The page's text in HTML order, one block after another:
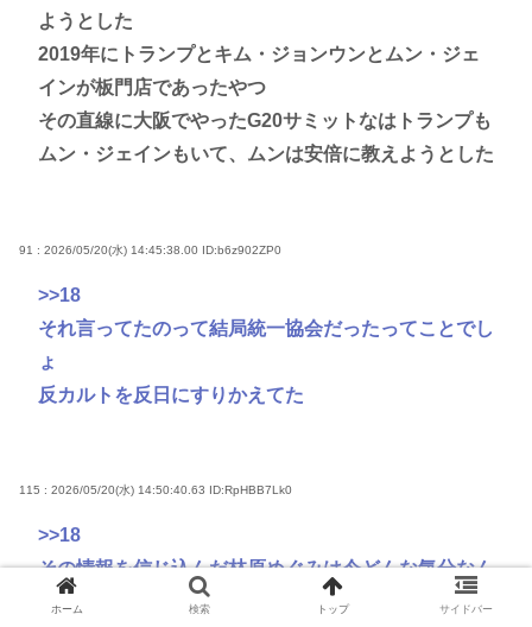
ようとした
2019年にトランプとキム・ジョンウンとムン・ジェ
インが板門店であったやつ
その直線に大阪でやったG20サミットなはトランプも
ムン・ジェインもいて、ムンは安倍に教えようとした
91 : 2026/05/20(水) 14:45:38.00 ID:b6z902ZP0
>>18
それ言ってたのって結局統一協会だったってことでし
ょ
反カルトを反日にすりかえてた
115 : 2026/05/20(水) 14:50:40.63 ID:RpHBB7Lk0
>>18
その情報を信じ込んだ林原めぐみは今どんな気分なん
だろうな
ホーム 検索 トップ サイドバー